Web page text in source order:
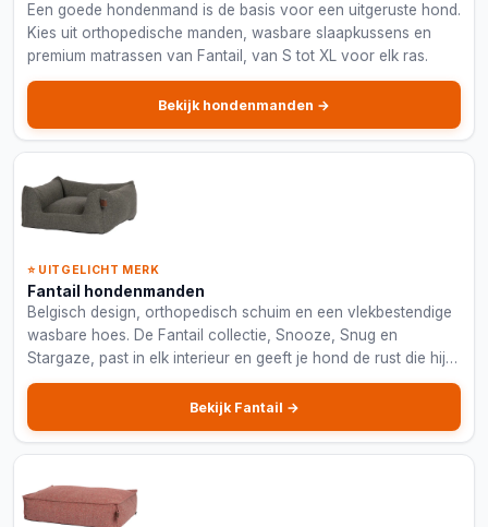
Een goede hondenmand is de basis voor een uitgeruste hond.
Kies uit orthopedische manden, wasbare slaapkussens en
premium matrassen van Fantail, van S tot XL voor elk ras.
Bekijk hondenmanden →
⭐ UITGELICHT MERK
Fantail hondenmanden
Belgisch design, orthopedisch schuim en een vlekbestendige
wasbare hoes. De Fantail collectie, Snooze, Snug en
Stargaze, past in elk interieur en geeft je hond de rust die hij
verdient.
Bekijk Fantail →